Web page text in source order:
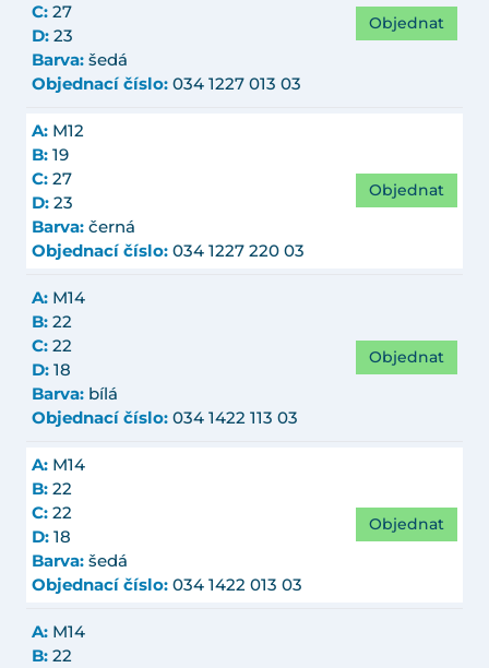
C: 27
D: 23
Barva: šedá
Objednací číslo: 034 1227 013 03
Objednat
A: M12
B: 19
C: 27
D: 23
Barva: černá
Objednací číslo: 034 1227 220 03
Objednat
A: M14
B: 22
C: 22
D: 18
Barva: bílá
Objednací číslo: 034 1422 113 03
Objednat
A: M14
B: 22
C: 22
D: 18
Barva: šedá
Objednací číslo: 034 1422 013 03
Objednat
A: M14
B: 22